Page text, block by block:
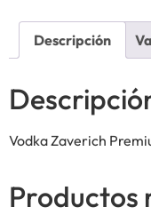
Descripción
Vodka Zaverich
Productos